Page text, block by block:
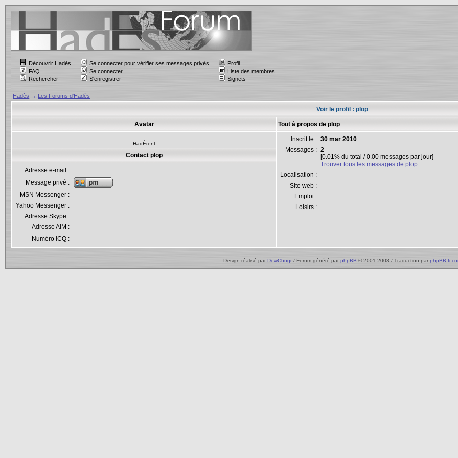
Découvrir Hadès
FAQ
Rechercher
Se connecter pour vérifier ses messages privés
Se connecter
S'enregistrer
Profil
Liste des membres
Signets
Hadès → Les Forums d'Hadès
Voir le profil : plop
Avatar Tout à propos de plop
HadÉrent
Inscrit le : 30 mar 2010
Messages : 2
[0.01% du total / 0.00 messages par jour]
Trouver tous les messages de plop
Localisation :
Site web :
Emploi :
Loisirs :
Contact plop
Adresse e-mail :
Message privé :
MSN Messenger :
Yahoo Messenger :
Adresse Skype :
Adresse AIM :
Numéro ICQ :
Design réalisé par DewChugr/ Forum généré par phpBB © 2001-2008 / Traduction par phpBB-